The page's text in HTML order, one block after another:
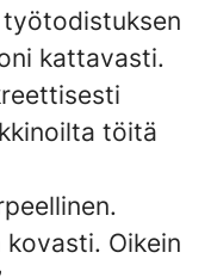
kattavasti.
töitä
Oikein